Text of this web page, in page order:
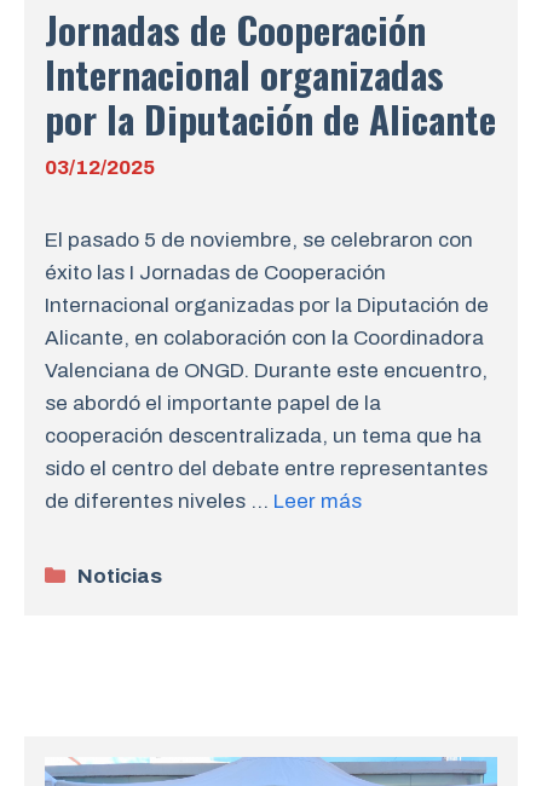
Jornadas de Cooperación
Internacional organizadas
por la Diputación de Alicante
03/12/2025
El pasado 5 de noviembre, se celebraron con
éxito las I Jornadas de Cooperación
Internacional organizadas por la Diputación de
Alicante, en colaboración con la Coordinadora
Valenciana de ONGD. Durante este encuentro,
se abordó el importante papel de la
cooperación descentralizada, un tema que ha
sido el centro del debate entre representantes
de diferentes niveles … Leer más
Categorías
Noticias